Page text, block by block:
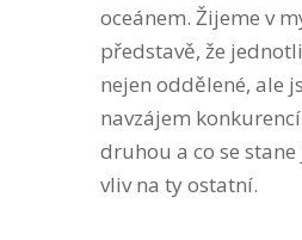
oceánem. Žijeme v
představě, že
nejen oddělené, ale
navzájem
druhou a co se stane
vliv na ty ostatní.